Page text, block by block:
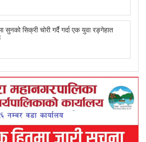
सुनको सिक्री चोरी गर्दै गर्दा एक युवा रङ्गेहात